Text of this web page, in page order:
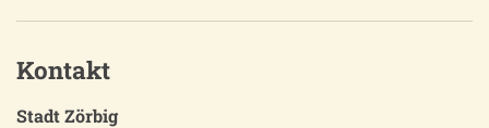
Kontakt
Stadt Zörbig